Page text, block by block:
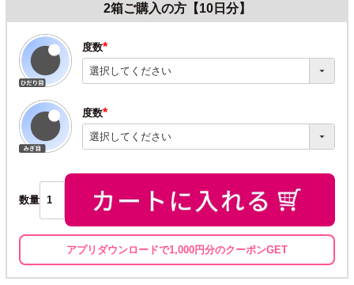
2箱ご購入の方【10日分】
度数
(必
須)
度数
(必
須)
数量
アプリダウンロードで1,000円分のクーポンGET